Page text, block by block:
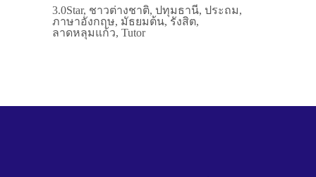
3.0Star, ชาวต่างชาติ, ปทุมธานี, ประถม,
ภาษาอังกฤษ, มัธยมต้น, รังสิต,
ลาดหลุมแก้ว, Tutor